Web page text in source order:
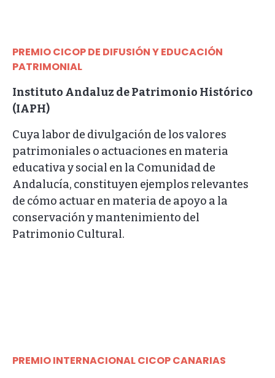
PREMIO CICOP DE DIFUSIÓN Y EDUCACIÓN
PATRIMONIAL
Instituto Andaluz de Patrimonio Histórico
(IAPH)
Cuya labor de divulgación de los valores
patrimoniales o actuaciones en materia
educativa y social en la Comunidad de
Andalucía, constituyen ejemplos relevantes
de cómo actuar en materia de apoyo a la
conservación y mantenimiento del
Patrimonio Cultural.
PREMIO INTERNACIONAL CICOP CANARIAS